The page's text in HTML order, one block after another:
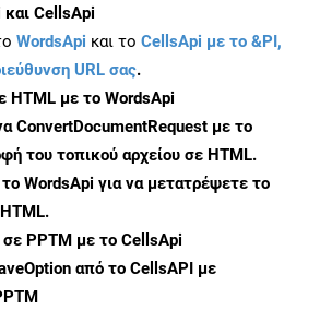
CellsApi
WordsApi και το CellsApi με το &PI,
URL σας.
HTML με το WordsApi
ConvertDocumentRequest με το
του τοπικού αρχείου σε HTML.
WordsApi για να μετατρέψετε το
PPTM με το CellsApi
από το CellsAPI με